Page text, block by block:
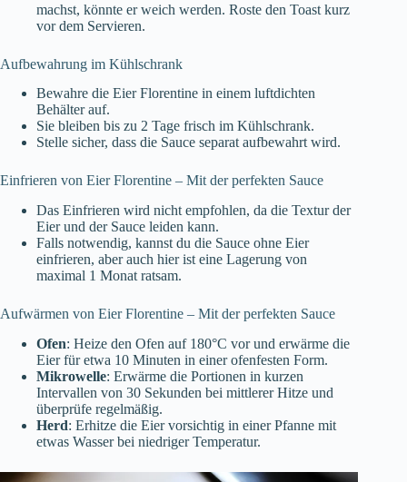
machst, könnte er weich werden. Roste den Toast kurz
vor dem Servieren.
Aufbewahrung im Kühlschrank
Bewahre die Eier Florentine in einem luftdichten
Behälter auf.
Sie bleiben bis zu 2 Tage frisch im Kühlschrank.
Stelle sicher, dass die Sauce separat aufbewahrt wird.
Einfrieren von Eier Florentine – Mit der perfekten Sauce
Das Einfrieren wird nicht empfohlen, da die Textur der
Eier und der Sauce leiden kann.
Falls notwendig, kannst du die Sauce ohne Eier
einfrieren, aber auch hier ist eine Lagerung von
maximal 1 Monat ratsam.
Aufwärmen von Eier Florentine – Mit der perfekten Sauce
Ofen: Heize den Ofen auf 180°C vor und erwärme die
Eier für etwa 10 Minuten in einer ofenfesten Form.
Mikrowelle: Erwärme die Portionen in kurzen
Intervallen von 30 Sekunden bei mittlerer Hitze und
überprüfe regelmäßig.
Herd: Erhitze die Eier vorsichtig in einer Pfanne mit
etwas Wasser bei niedriger Temperatur.